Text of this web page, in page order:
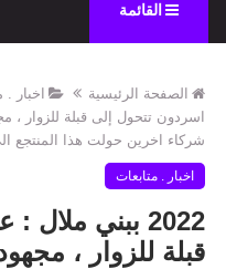
القائمة
الصفحة الرئيسية اخبار .
اسردون تتحول إلى قبلة للزوار
شركاء اخرين حولت هذا المنتجع
اخبار . متابعات
2022 ببني
قبلة للزوار ،